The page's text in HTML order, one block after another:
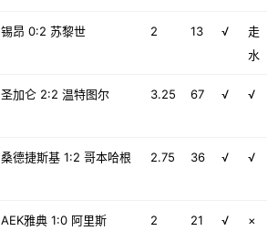
锡昂 0:2 苏黎世 2 13 √
走
水
圣加仑 2:2 温特图尔 3.25 67 √ √
桑德捷斯基 1:2 哥本哈根 2.75 36 √ √
AEK雅典 1:0 阿里斯 2 21 √ ×